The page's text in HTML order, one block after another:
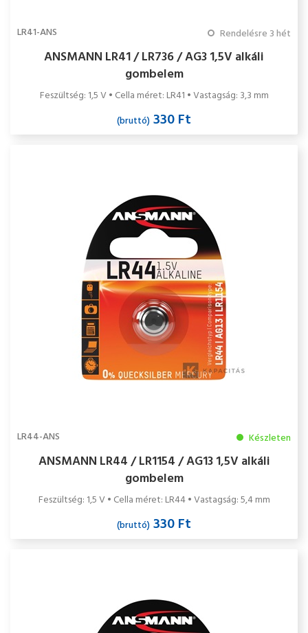
LR41-ANS Rendelésre 3 hét
ANSMANN LR41 / LR736 / AG3 1,5V alkáli
gombelem
Feszültség: 1,5 V • Cella méret: LR41 • Vastagság: 3,3 mm
(bruttó) 330 Ft
LR44-ANS Készleten
ANSMANN LR44 / LR1154 / AG13 1,5V alkáli
gombelem
Feszültség: 1,5 V • Cella méret: LR44 • Vastagság: 5,4 mm
(bruttó) 330 Ft